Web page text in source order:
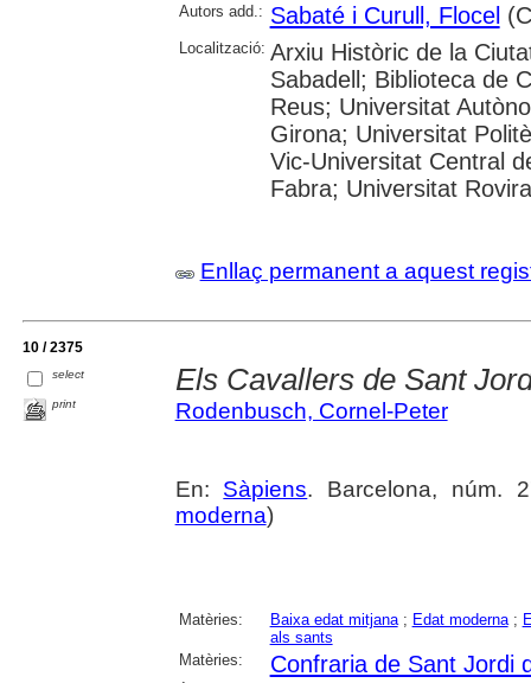
Autors add.: Sabaté i Curull, Flocel
Localització: Arxiu Històric de la
Sabadell; Biblioteca de
Reus; Universitat
Girona; Universitat
Vic-Universitat Central
Fabra; Universitat
Enllaç permanent a aquest
10 / 2375
select
print
Els Cavallers de Sant
Rodenbusch, Cornel-Peter
En: Sàpiens. Barcelona, núm.
moderna)
Matèries: Baixa edat mitjana; Edat moderna;
als sants
Matèries:
Confraria de Sant Jordi